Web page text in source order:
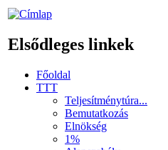
Elsődleges linkek
Főoldal
TTT
Teljesítménytúra...
Bemutatkozás
Elnökség
1%